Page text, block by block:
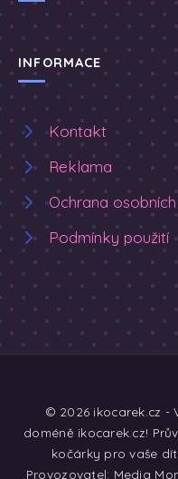
INFORMACE
Kontakt
Reklama
Ochrana
Podmínky použití
© 2026 ikocarek.cz -
doméně ikocarek.cz!
kočárky pro vaše
Provozovatel: Media